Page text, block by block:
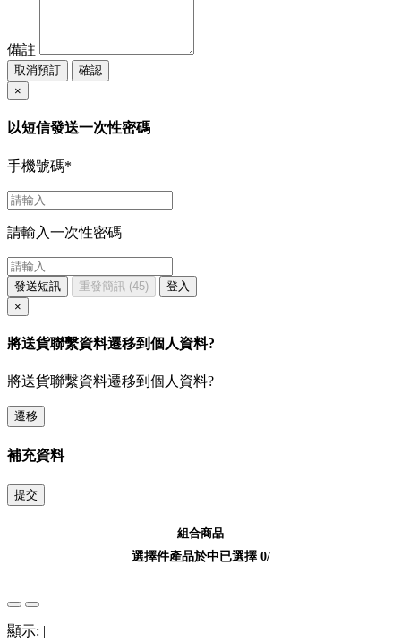
備註
取消預訂
確認
×
以短信發送一次性密碼
手機號碼*
請輸入一次性密碼
發送短訊 重發簡訊 (45)
登入
×
將送貨聯繫資料遷移到個人資料?
將送貨聯繫資料遷移到個人資料?
遷移
補充資料
提交
組合商品
選擇件產品於中已選擇 0/
顯示: |